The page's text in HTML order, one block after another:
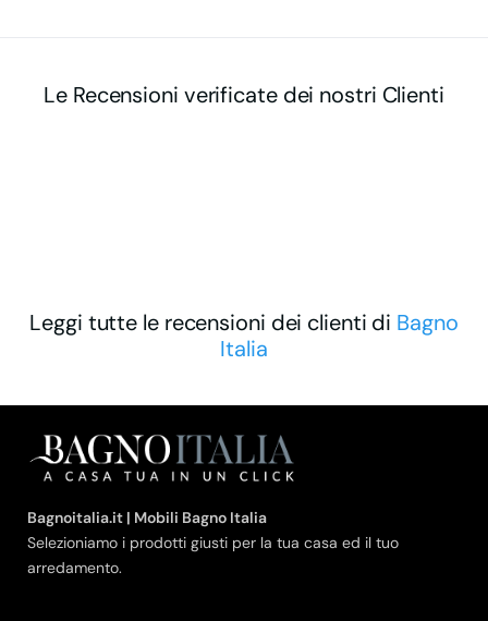
Le Recensioni verificate dei nostri Clienti
Leggi tutte le recensioni dei clienti di Bagno
Italia
Bagnoitalia.it | Mobili Bagno Italia
Selezioniamo i prodotti giusti per la tua casa ed il tuo
arredamento.